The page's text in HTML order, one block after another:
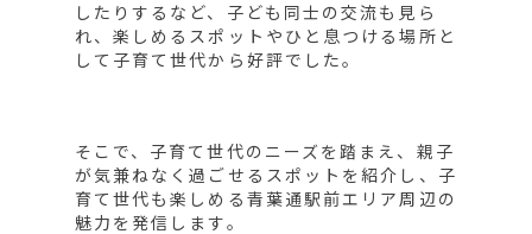
したりするなど、子ども同士の交流も見ら
れ、楽しめるスポットやひと息つける場所と
して子育て世代から好評でした。
そこで、子育て世代のニーズを踏まえ、親子
が気兼ねなく過ごせるスポットを紹介し、子
育て世代も楽しめる青葉通駅前エリア周辺の
魅力を発信します。